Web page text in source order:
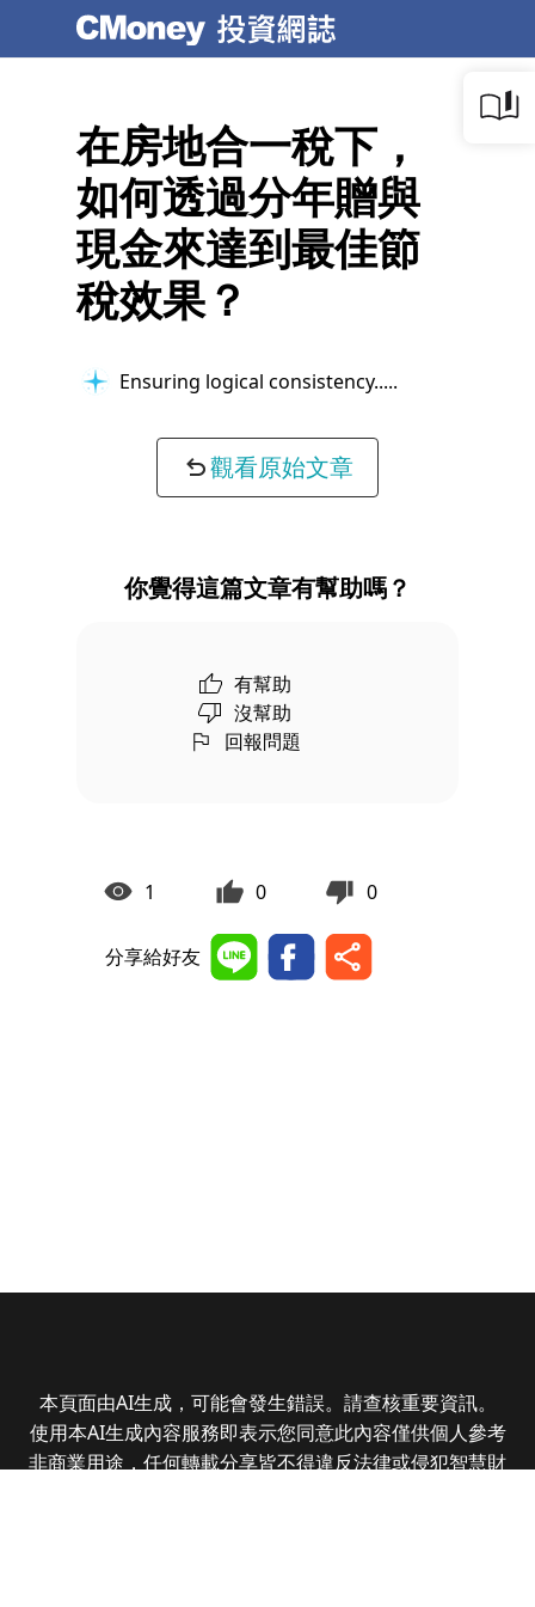
在房地合一稅下，
如何透過分年贈與
現金來達到最佳節
稅效果？
Ensuring logical consistency...
觀看原始文章
你覺得這篇文章有幫助嗎？
有幫助
沒幫助
回報問題
1 0 0
分享給好友
本頁面由AI生成，可能會發生錯誤。請查核重要資訊。
使用本AI生成內容服務即表示您同意此內容僅供個人參考
非商業用途，任何轉載分享皆不得違反法律或侵犯智慧財